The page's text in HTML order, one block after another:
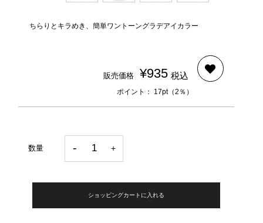
ちらりとキラめき、簡単ワントーングラデアイカラー
販売価格 ¥935 税込
ポイント： 17pt（2％）
数量
ショッピングカートに入れる